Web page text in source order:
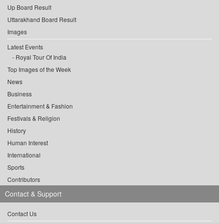
Up Board Result
Uttarakhand Board Result
Images
Latest Events
Royal Tour Of India
Top Images of the Week
News
Business
Entertainment & Fashion
Festivals & Religion
History
Human Interest
International
Sports
Contributors
Contact & Support
Contact Us